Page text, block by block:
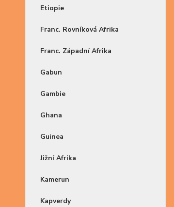
Etiopie
Franc. Rovníková Afrika
Franc. Západní Afrika
Gabun
Gambie
Ghana
Guinea
Jižní Afrika
Kamerun
Kapverdy